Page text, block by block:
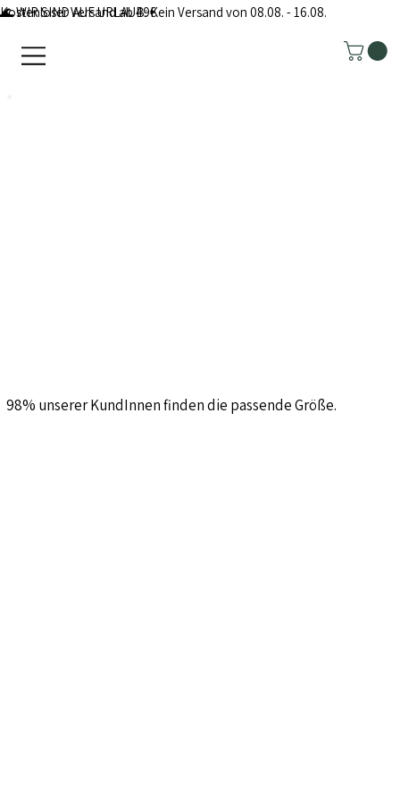
Kostenloser Versand ab 49€
🌊 WIR SIND AUF URLAUB: Kein Versand von 08.08. - 16.08.
98% unserer KundInnen finden die passende Größe.